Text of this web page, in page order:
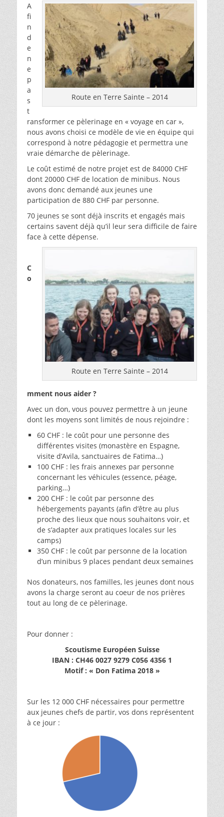
Route en Terre Sainte – 2014
A
fi
n
d
e
n
e
p
a
s
t
ransformer ce pèlerinage en « voyage en car »,
nous avons choisi ce modèle de vie en équipe qui
correspond à notre pédagogie et permettra une
vraie démarche de pèlerinage.
Le coût estimé de notre projet est de 84000 CHF
dont 20000 CHF de location de minibus. Nous
avons donc demandé aux jeunes une
participation de 880 CHF par personne.
70 jeunes se sont déjà inscrits et engagés mais
certains savent déjà qu’il leur sera difficile de faire
face à cette dépense.
Route en Terre Sainte – 2014
C
o
mment nous aider ?
Avec un don, vous pouvez permettre à un jeune
dont les moyens sont limités de nous rejoindre :
60 CHF : le coût pour une personne des
différentes visites (monastère en Espagne,
visite d’Avila, sanctuaires de Fatima…)
100 CHF : les frais annexes par personne
concernant les véhicules (essence, péage,
parking…)
200 CHF : le coût par personne des
hébergements payants (afin d’être au plus
proche des lieux que nous souhaitons voir, et
de s’adapter aux pratiques locales sur les
camps)
350 CHF : le coût par personne de la location
d’un minibus 9 places pendant deux semaines
Nos donateurs, nos familles, les jeunes dont nous
avons la charge seront au coeur de nos prières
tout au long de ce pèlerinage.
Pour donner :
Scoutisme Européen Suisse
IBAN : CH46 0027 9279 C056 4356 1
Motif : « Don Fatima 2018 »
Sur les 12 000 CHF nécessaires pour permettre
aux jeunes chefs de partir, vos dons représentent
à ce jour :